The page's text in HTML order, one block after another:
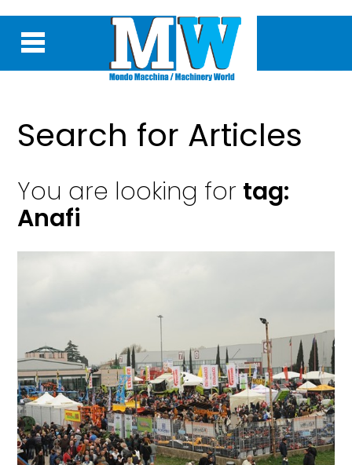
Search for Articles
You are looking for tag:
Anafi